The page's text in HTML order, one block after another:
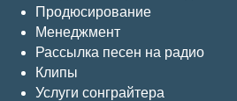
Продюсирование
Менеджмент
Рассылка песен на радио
Клипы
Услуги сонграйтера